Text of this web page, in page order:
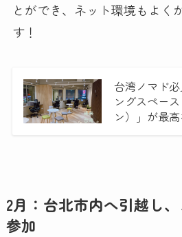
とができ、ネット環境もよく
す！
台湾ノマド
ングスペー
ン）」が最
2月：台北市内へ引越し
参加